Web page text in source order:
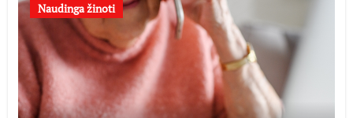
Naudinga žinoti